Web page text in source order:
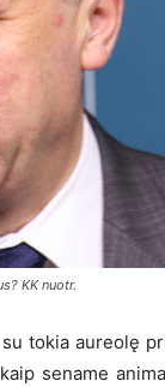
KK nuotr.
tokia aureolę
sename